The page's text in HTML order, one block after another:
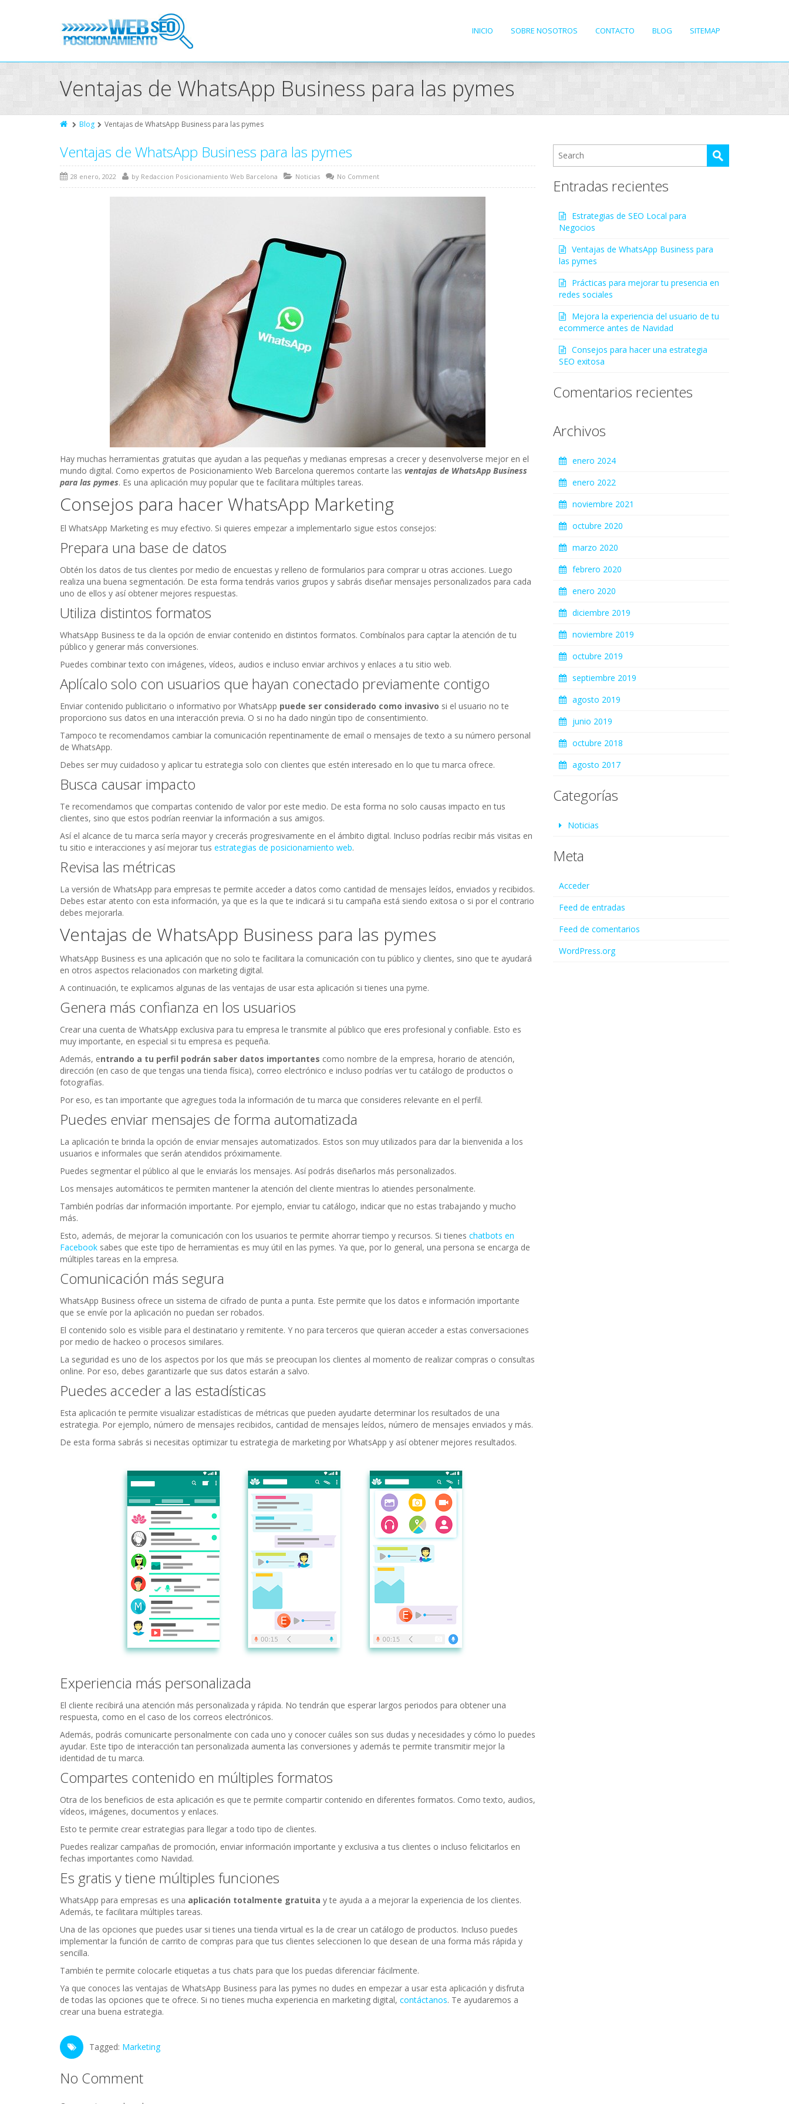
INICIO SOBRE NOSOTROS CONTACTO BLOG SITEMAP
Ventajas de WhatsApp Business para las pymes
Blog Ventajas de WhatsApp Business para las pymes
Ventajas de WhatsApp Business para las pymes
28 enero, 2022 by Redaccion Posicionamiento Web Barcelona Noticias No Comment
Hay muchas herramientas gratuitas que ayudan a las pequeñas y medianas empresas a crecer y desenvolverse mejor en el
mundo digital. Como expertos de Posicionamiento Web Barcelona queremos contarte las ventajas de WhatsApp Business
para las pymes. Es una aplicación muy popular que te facilitara múltiples tareas.
Consejos para hacer WhatsApp Marketing
El WhatsApp Marketing es muy efectivo. Si quieres empezar a implementarlo sigue estos consejos:
Prepara una base de datos
Obtén los datos de tus clientes por medio de encuestas y relleno de formularios para comprar u otras acciones. Luego
realiza una buena segmentación. De esta forma tendrás varios grupos y sabrás diseñar mensajes personalizados para cada
uno de ellos y así obtener mejores respuestas.
Utiliza distintos formatos
WhatsApp Business te da la opción de enviar contenido en distintos formatos. Combínalos para captar la atención de tu
público y generar más conversiones.
Puedes combinar texto con imágenes, vídeos, audios e incluso enviar archivos y enlaces a tu sitio web.
Aplícalo solo con usuarios que hayan conectado previamente contigo
Enviar contenido publicitario o informativo por WhatsApp puede ser considerado como invasivo si el usuario no te
proporciono sus datos en una interacción previa. O si no ha dado ningún tipo de consentimiento.
Tampoco te recomendamos cambiar la comunicación repentinamente de email o mensajes de texto a su número personal
de WhatsApp.
Debes ser muy cuidadoso y aplicar tu estrategia solo con clientes que estén interesado en lo que tu marca ofrece.
Busca causar impacto
Te recomendamos que compartas contenido de valor por este medio. De esta forma no solo causas impacto en tus
clientes, sino que estos podrían reenviar la información a sus amigos.
Así el alcance de tu marca sería mayor y crecerás progresivamente en el ámbito digital. Incluso podrías recibir más visitas en
tu sitio e interacciones y así mejorar tus estrategias de posicionamiento web.
Revisa las métricas
La versión de WhatsApp para empresas te permite acceder a datos como cantidad de mensajes leídos, enviados y recibidos.
Debes estar atento con esta información, ya que es la que te indicará si tu campaña está siendo exitosa o si por el contrario
debes mejorarla.
Ventajas de WhatsApp Business para las pymes
WhatsApp Business es una aplicación que no solo te facilitara la comunicación con tu público y clientes, sino que te ayudará
en otros aspectos relacionados con marketing digital.
A continuación, te explicamos algunas de las ventajas de usar esta aplicación si tienes una pyme.
Genera más confianza en los usuarios
Crear una cuenta de WhatsApp exclusiva para tu empresa le transmite al público que eres profesional y confiable. Esto es
muy importante, en especial si tu empresa es pequeña.
Además, entrando a tu perfil podrán saber datos importantes como nombre de la empresa, horario de atención,
dirección (en caso de que tengas una tienda física), correo electrónico e incluso podrías ver tu catálogo de productos o
fotografías.
Por eso, es tan importante que agregues toda la información de tu marca que consideres relevante en el perfil.
Puedes enviar mensajes de forma automatizada
La aplicación te brinda la opción de enviar mensajes automatizados. Estos son muy utilizados para dar la bienvenida a los
usuarios e informales que serán atendidos próximamente.
Puedes segmentar el público al que le enviarás los mensajes. Así podrás diseñarlos más personalizados.
Los mensajes automáticos te permiten mantener la atención del cliente mientras lo atiendes personalmente.
También podrías dar información importante. Por ejemplo, enviar tu catálogo, indicar que no estas trabajando y mucho
más.
Esto, además, de mejorar la comunicación con los usuarios te permite ahorrar tiempo y recursos. Si tienes chatbots en
Facebook sabes que este tipo de herramientas es muy útil en las pymes. Ya que, por lo general, una persona se encarga de
múltiples tareas en la empresa.
Comunicación más segura
WhatsApp Business ofrece un sistema de cifrado de punta a punta. Este permite que los datos e información importante
que se envíe por la aplicación no puedan ser robados.
El contenido solo es visible para el destinatario y remitente. Y no para terceros que quieran acceder a estas conversaciones
por medio de hackeo o procesos similares.
La seguridad es uno de los aspectos por los que más se preocupan los clientes al momento de realizar compras o consultas
online. Por eso, debes garantizarle que sus datos estarán a salvo.
Puedes acceder a las estadísticas
Esta aplicación te permite visualizar estadísticas de métricas que pueden ayudarte determinar los resultados de una
estrategia. Por ejemplo, número de mensajes recibidos, cantidad de mensajes leídos, número de mensajes enviados y más.
De esta forma sabrás si necesitas optimizar tu estrategia de marketing por WhatsApp y así obtener mejores resultados.
Experiencia más personalizada
El cliente recibirá una atención más personalizada y rápida. No tendrán que esperar largos periodos para obtener una
respuesta, como en el caso de los correos electrónicos.
Además, podrás comunicarte personalmente con cada uno y conocer cuáles son sus dudas y necesidades y cómo lo puedes
ayudar. Este tipo de interacción tan personalizada aumenta las conversiones y además te permite transmitir mejor la
identidad de tu marca.
Compartes contenido en múltiples formatos
Otra de los beneficios de esta aplicación es que te permite compartir contenido en diferentes formatos. Como texto, audios,
vídeos, imágenes, documentos y enlaces.
Esto te permite crear estrategias para llegar a todo tipo de clientes.
Puedes realizar campañas de promoción, enviar información importante y exclusiva a tus clientes o incluso felicitarlos en
fechas importantes como Navidad.
Es gratis y tiene múltiples funciones
WhatsApp para empresas es una aplicación totalmente gratuita y te ayuda a a mejorar la experiencia de los clientes.
Además, te facilitara múltiples tareas.
Una de las opciones que puedes usar si tienes una tienda virtual es la de crear un catálogo de productos. Incluso puedes
implementar la función de carrito de compras para que tus clientes seleccionen lo que desean de una forma más rápida y
sencilla.
También te permite colocarle etiquetas a tus chats para que los puedas diferenciar fácilmente.
Ya que conoces las ventajas de WhatsApp Business para las pymes no dudes en empezar a usar esta aplicación y disfruta
de todas las opciones que te ofrece. Si no tienes mucha experiencia en marketing digital, contáctanos. Te ayudaremos a
crear una buena estrategia.
Tagged: Marketing
No Comment
Entradas recientes
Estrategias de SEO Local para
Negocios
Ventajas de WhatsApp Business para
las pymes
Prácticas para mejorar tu presencia en
redes sociales
Mejora la experiencia del usuario de tu
ecommerce antes de Navidad
Consejos para hacer una estrategia
SEO exitosa
Comentarios recientes
Archivos
enero 2024
enero 2022
noviembre 2021
octubre 2020
marzo 2020
febrero 2020
enero 2020
diciembre 2019
noviembre 2019
octubre 2019
septiembre 2019
agosto 2019
junio 2019
octubre 2018
agosto 2017
Categorías
Noticias
Meta
Acceder
Feed de entradas
Feed de comentarios
WordPress.org